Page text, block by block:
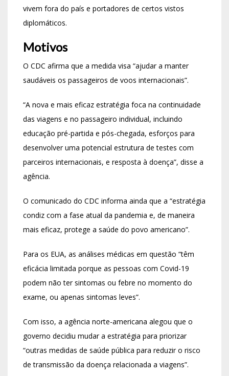
vivem fora do país e portadores de certos vistos
diplomáticos.
Motivos
O CDC afirma que a medida visa “ajudar a manter
saudáveis os passageiros de voos internacionais”.
“A nova e mais eficaz estratégia foca na continuidade
das viagens e no passageiro individual, incluindo
educação pré-partida e pós-chegada, esforços para
desenvolver uma potencial estrutura de testes com
parceiros internacionais, e resposta à doença”, disse a
agência.
O comunicado do CDC informa ainda que a “estratégia
condiz com a fase atual da pandemia e, de maneira
mais eficaz, protege a saúde do povo americano”.
Para os EUA, as análises médicas em questão “têm
eficácia limitada porque as pessoas com Covid-19
podem não ter sintomas ou febre no momento do
exame, ou apenas sintomas leves”.
Com isso, a agência norte-americana alegou que o
governo decidiu mudar a estratégia para priorizar
“outras medidas de saúde pública para reduzir o risco
de transmissão da doença relacionada a viagens”.